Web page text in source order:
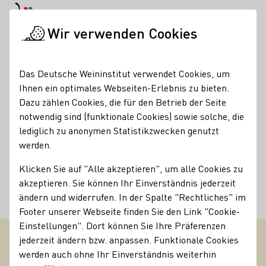
PAUL – PAssend Und
Lecker
Welche Rebsorte passt zu meinem Essen? Lieber Trocken
oder Halbtrocken? Mit PAUL können Sie den Test machen,
Ihre Menüzusammenstellung eingeben und erfahren,
welche Rebsorte Ihnen empfohlen wird.
Viel Spaß beim Stöbern und Ausprobieren!
Wir verwenden Cookies
Das Deutsche Weininstitut verwendet Cookies, um
Ihnen ein optimales Webseiten-Erlebnis zu bieten.
Dazu zählen Cookies, die für den Betrieb der Seite
notwendig sind (funktionale Cookies) sowie solche, die
lediglich zu anonymen Statistikzwecken genutzt
werden.
Klicken Sie auf "Alle akzeptieren", um alle Cookies zu
akzeptieren. Sie können Ihr Einverständnis jederzeit
ändern und widerrufen. In der Spalte "Rechtliches" im
Footer unserer Webseite finden Sie den Link "Cookie-
Einstellungen". Dort können Sie Ihre Präferenzen
jederzeit ändern bzw. anpassen. Funktionale Cookies
werden auch ohne Ihr Einverständnis weiterhin